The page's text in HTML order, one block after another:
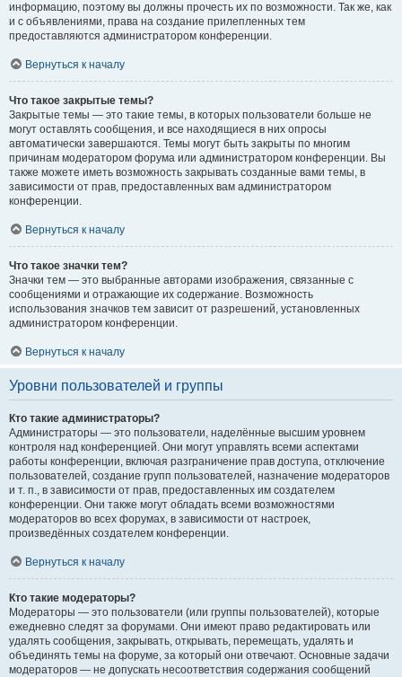
информацию, поэтому вы должны прочесть их по возможности. Так же, как
и с объявлениями, права на создание прилепленных тем
предоставляются администратором конференции.
Вернуться к началу
Что такое закрытые темы?
Закрытые темы — это такие темы, в которых пользователи больше не
могут оставлять сообщения, и все находящиеся в них опросы
автоматически завершаются. Темы могут быть закрыты по многим
причинам модератором форума или администратором конференции. Вы
также можете иметь возможность закрывать созданные вами темы, в
зависимости от прав, предоставленных вам администратором
конференции.
Вернуться к началу
Что такое значки тем?
Значки тем — это выбранные авторами изображения, связанные с
сообщениями и отражающие их содержание. Возможность
использования значков тем зависит от разрешений, установленных
администратором конференции.
Вернуться к началу
Уровни пользователей и группы
Кто такие администраторы?
Администраторы — это пользователи, наделённые высшим уровнем
контроля над конференцией. Они могут управлять всеми аспектами
работы конференции, включая разграничение прав доступа, отключение
пользователей, создание групп пользователей, назначение модераторов
и т. п., в зависимости от прав, предоставленных им создателем
конференции. Они также могут обладать всеми возможностями
модераторов во всех форумах, в зависимости от настроек,
произведённых создателем конференции.
Вернуться к началу
Кто такие модераторы?
Модераторы — это пользователи (или группы пользователей), которые
ежедневно следят за форумами. Они имеют право редактировать или
удалять сообщения, закрывать, открывать, перемещать, удалять и
объединять темы на форуме, за который они отвечают. Основные задачи
модераторов — не допускать несоответствия содержания сообщений